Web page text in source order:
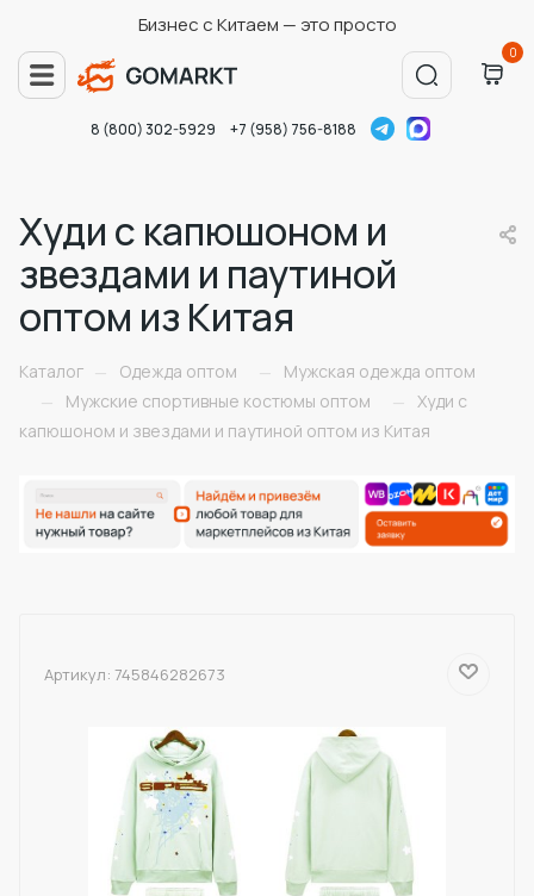
Бизнес с Китаем — это просто
0
8 (800) 302-5929 +7 (958) 756-8188
Худи с капюшоном и
звездами и паутиной
оптом из Китая
Каталог — Одежда оптом —
Мужская одежда оптом
—
Мужские спортивные костюмы оптом — Худи с
капюшоном и звездами и паутиной оптом из Китая
Артикул: 745846282673